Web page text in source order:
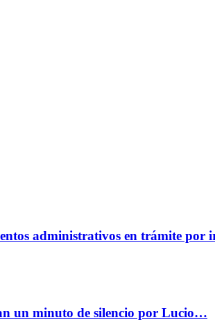
administrativos en trámite
un minuto de silencio por Lucio…